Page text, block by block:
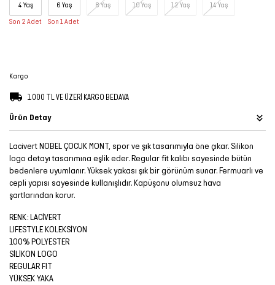
Şort
4 Yaş
Son 2 Adet
6 Yaş
Son 1 Adet
8 Yaş 10 Yaş 12 Yaş 14 Yaş
Kargo
1.000 TL VE ÜZERİ KARGO BEDAVA
Ürün Detay
Lacivert NOBEL ÇOCUK MONT, spor ve şık tasarımıyla öne çıkar. Silikon
logo detayı tasarımına eşlik eder. Regular fit kalıbı sayesinde bütün
bedenlere uyumlanır. Yüksek yakası şık bir görünüm sunar. Fermuarlı ve
cepli yapısı sayesinde kullanışlıdır. Kapüşonu olumsuz hava
şartlarından korur.
RENK: LACİVERT
LIFESTYLE KOLEKSİYON
100% POLYESTER
SİLİKON LOGO
REGULAR FIT
YÜKSEK YAKA